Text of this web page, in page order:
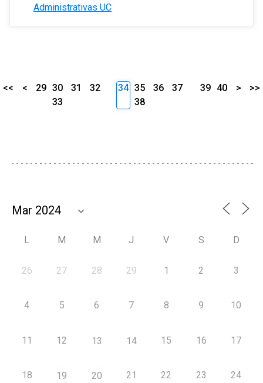
Administrativas UC
<< < 29 30 31
32
33
34 35 36
37
38
39 40 > >>
L M M J V S D
26 27 28 29 1 2 3
4 5 6 7 8 9 10
11 12 13 14 15 16 17
18 19 20 21 22 23 24